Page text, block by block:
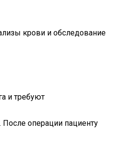
крови и обследование
и требуют
операции пациенту